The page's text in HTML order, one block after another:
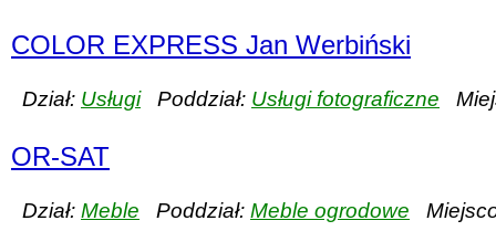
COLOR EXPRESS Jan Werbiński
Dział: UsługiPoddział: Usługi fotograficzne
OR-SAT
Dział: Meble Poddział: Meble ogrodowe